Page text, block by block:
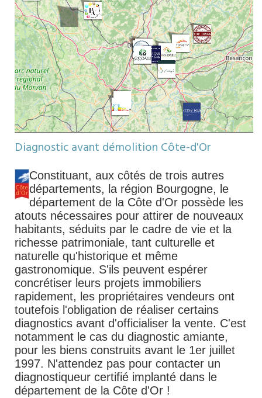
Diagnostic avant démolition Côte-d'Or
Constituant, aux côtés de trois autres
départements, la région Bourgogne, le
département de la Côte d'Or possède les
atouts nécessaires pour attirer de nouveaux
habitants, séduits par le cadre de vie et la
richesse patrimoniale, tant culturelle et
naturelle qu'historique et même
gastronomique. S'ils peuvent espérer
concrétiser leurs projets immobiliers
rapidement, les propriétaires vendeurs ont
toutefois l'obligation de réaliser certains
diagnostics avant d'officialiser la vente. C'est
notamment le cas du diagnostic amiante,
pour les biens construits avant le 1er juillet
1997. N'attendez pas pour contacter un
diagnostiqueur certifié implanté dans le
département de la Côte d'Or !